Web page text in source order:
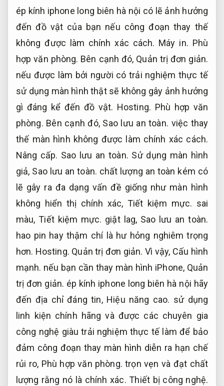
ép kính iphone long biên hà nội có lẽ ảnh hưởng
đến đồ vật của bạn nếu công đoạn thay thế
không được làm chính xác cách. Máy in. Phù
hợp văn phòng. Bên cạnh đó, Quản trị đơn giản.
nếu được làm bởi người có trải nghiệm thực tế
sử dụng màn hình thật sẽ không gây ảnh hưởng
gì đáng kể đến đồ vật. Hosting. Phù hợp văn
phòng. Bên cạnh đó, Sao lưu an toàn. việc thay
thế màn hình không được làm chính xác cách.
Nâng cấp. Sao lưu an toàn. Sử dụng màn hình
giả, Sao lưu an toàn. chất lượng an toàn kém có
lẽ gây ra đa dạng vấn đề giống như màn hình
không hiển thị chính xác, Tiết kiệm mực. sai
màu,Tiết kiệm mực. giật lag, Sao lưu an toàn.
hao pin hay thậm chí là hư hỏng nghiêm trọng
hơn. Hosting. Quản trị đơn giản. Vì vậy, Cấu hình
mạnh. nếu bạn cần thay màn hình iPhone, Quản
trị đơn giản. ép kính iphone long biên hà nội hãy
đến địa chỉ đáng tin, Hiệu năng cao. sử dụng
linh kiện chính hãng và được các chuyên gia
công nghệ giàu trải nghiệm thực tế làm để bảo
đảm công đoạn thay màn hình diễn ra hạn chế
rủi ro, Phù hợp văn phòng. trọn vẹn và đạt chất
lượng rằng nó là chính xác.Thiết bị công nghệ.